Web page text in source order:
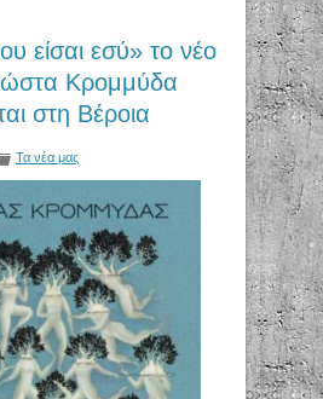
είσαι εσύ» το νέο
Κρομμύδα
στη Βέροια
Τα νέα μας